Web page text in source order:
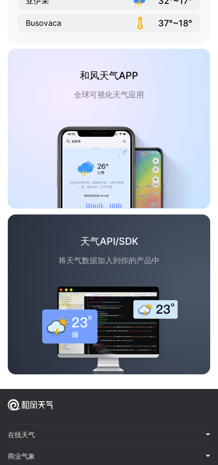
Busovaca 37°~18°
和风天气APP
全球可视化天气应用
天气API/SDK
将天气数据加入到你的产品中
在线天气
商业气象